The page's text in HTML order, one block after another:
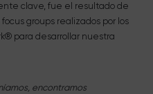
clave, fue el resultado de
groups realizados por los
para desarrollar nuestra
encontramos